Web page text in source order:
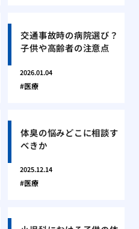
交通事故時の病院選び？
子供や高齢者の注意点
2026.01.04
医療
体臭の悩みどこに相談す
べきか
2025.12.14
医療